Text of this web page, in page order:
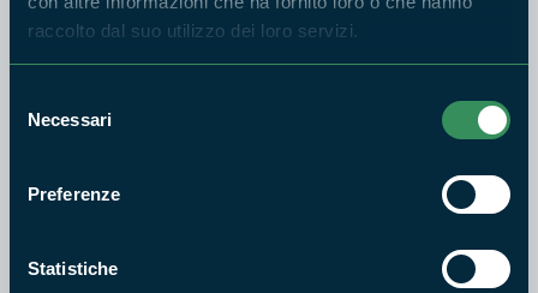
raccolto dal suo utilizzo dei loro servizi.
delNecessari
Preferenze
Statistiche
basato sul telerilevamento e un nuovo modello
infettate per il rischio di invasione e le specie di
Riduzione dell'incidenza: introduzione di nuovi
metodi di controllo della popolazione di patogeni
basati su IPM, utilizzando tecnologie basate su
microparticelle facilitando il rilascio controllato di